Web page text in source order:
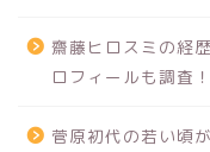
齋藤ヒロスミの経
ロフィールも調査！
菅原初代の若い頃